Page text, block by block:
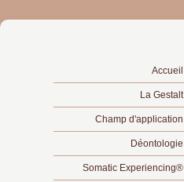
Accueil
La Gestalt
Champ d'application
Déontologie
Somatic Experiencing®